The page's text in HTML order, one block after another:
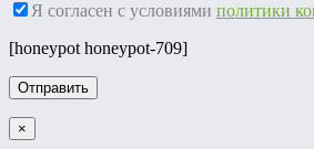
Я согласен с условиями политики
[honeypot honeypot-709]
×